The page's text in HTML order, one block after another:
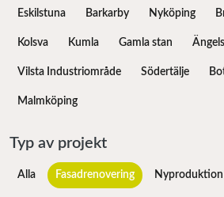
Eskilstuna Barkarby Nyköping
Kolsva Kumla Gamla stan
Vilsta Industriområde Södertälje
Malmköping
Typ av projekt
Alla Fasadrenovering Nyproduktion